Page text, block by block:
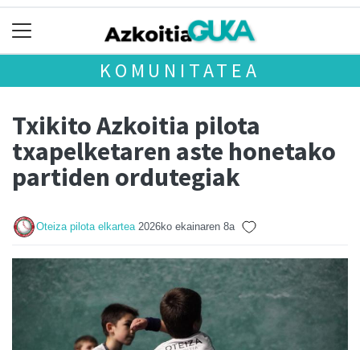
KOMUNITATEA
Txikito Azkoitia pilota
txapelketaren aste honetako
partiden ordutegiak
Oteiza pilota elkartea 2026ko ekainaren 8a